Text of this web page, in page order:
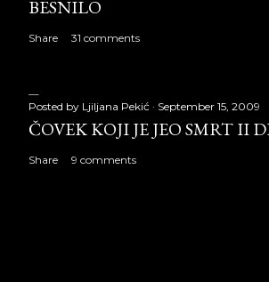
BESNILO
Share 31 comments
Posted by Ljiljana Pekić September 15, 2009
ČOVEK KOJI JE JEO SMRT II
Share 9 comments